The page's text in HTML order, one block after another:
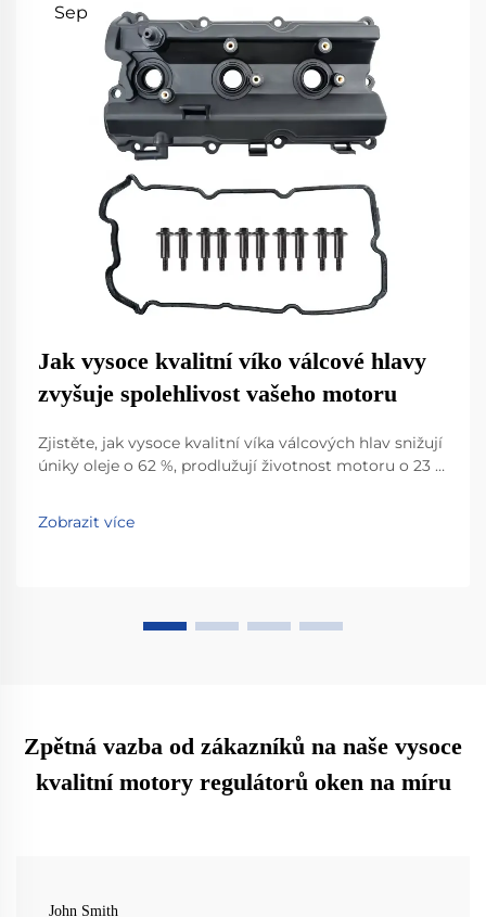
Sep
Jak vysoce kvalitní víko válcové hlavy
zvyšuje spolehlivost vašeho motoru
Zjistěte, jak vysoce kvalitní víka válcových hlav snižují
úniky oleje o 62 %, prodlužují životnost motoru o 23 %
tepelným testováním. Dozvědět se více.
Zobrazit více
Zpětná vazba od zákazníků na naše vysoce
kvalitní motory regulátorů oken na míru
John Smith